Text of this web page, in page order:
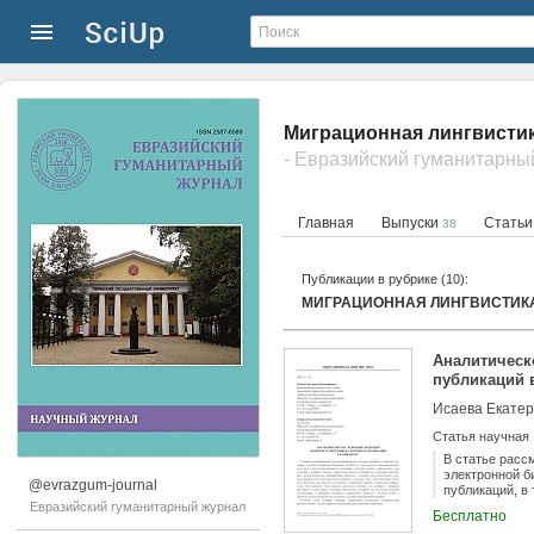
@evrazgum-journal
Евразийский гуманитарный журнал
Миграционная
- Евразийский
Главная Выпуски 38
Публикации в рубрике (10):
МИГРАЦИОННАЯ
публикаций
Исаева
Статья научная
В статье
электронной
публикаций, в
опубликованы
Бесплатно